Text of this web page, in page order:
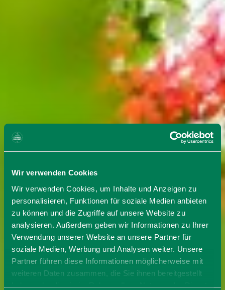
Wir verwenden Cookies
Wir verwenden Cookies, um Inhalte und Anzeigen zu
personalisieren, Funktionen für soziale Medien anbieten
zu können und die Zugriffe auf unsere Website zu
analysieren. Außerdem geben wir Informationen zu Ihrer
Verwendung unserer Website an unsere Partner für
soziale Medien, Werbung und Analysen weiter. Unsere
Partner führen diese Informationen möglicherweise mit
weiteren Daten zusammen, die Sie ihnen bereitgestellt
haben oder die sie im Rahmen Ihrer Nutzung der Dienste